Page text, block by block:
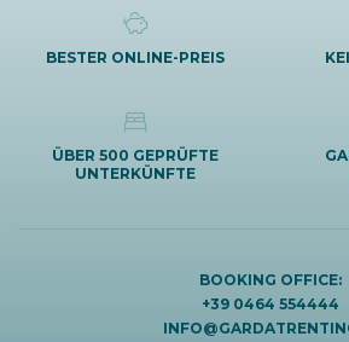
BESTER ONLINE-PREIS
ÜBER 500 GEPRÜFTE
UNTERKÜNFTE
BOOKING OFFICE:
+39 0464 554444